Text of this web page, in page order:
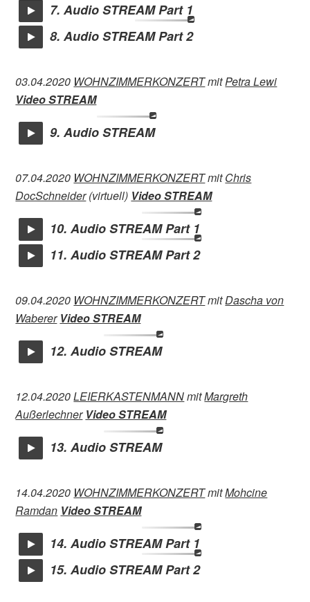
7. Audio STREAM Part 1
8. Audio STREAM Part 2
03.04.2020 WOHNZIMMERKONZERTmitPetra Lewi
Video STREAM
9. Audio STREAM
07.04.2020 WOHNZIMMERKONZERTmitChris
DocSchneider (virtuell) Video STREAM
10. Audio STREAM Part 1
11. Audio STREAM Part 2
09.04.2020 WOHNZIMMERKONZERTmitDascha von
Waberer Video STREAM
12. Audio STREAM
12.04.2020LEIERKASTENMANNmitMargreth
Außerlechner Video STREAM
13. Audio STREAM
14.04.2020 WOHNZIMMERKONZERTmitMohcine
Ramdan Video STREAM
14. Audio STREAM Part 1
15. Audio STREAM Part 2